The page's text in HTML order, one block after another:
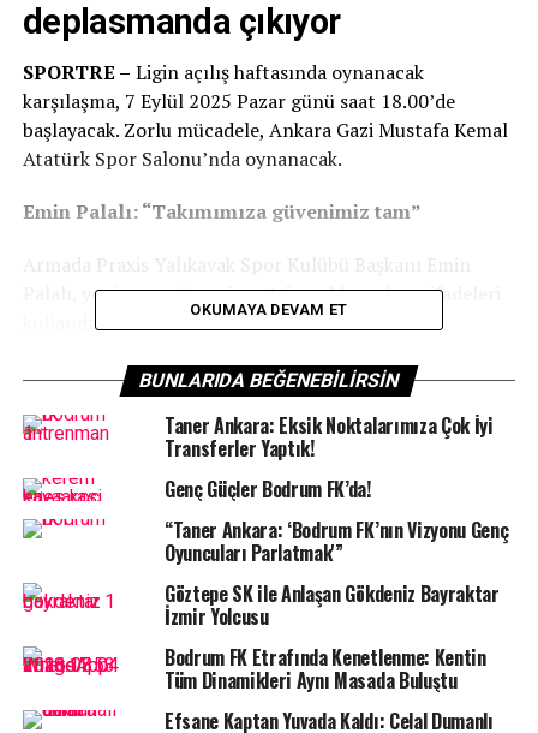
deplasmanda çıkıyor
SPORTRE – Ligin açılış haftasında oynanacak
karşılaşma, 7 Eylül 2025 Pazar günü saat 18.00’de
başlayacak. Zorlu mücadele, Ankara Gazi Mustafa Kemal
Atatürk Spor Salonu’nda oynanacak.
Emin Palalı: “Takımımıza güvenimiz tam”
Armada Praxis Yalıkavak Spor Kulübü Başkanı Emin
Palalı, yeni sezon öncesi yaptığı açıklamada şu ifadeleri
kullandı:
“Sezona güçlü bir hazırlık dönemiyle girdik. Hem
ligde hem de Avrupa arenasında iddialı bir kadroya
sahibiz. Takımımıza güvenimiz tam. Yenimahalle
deplasmanı ile başlayacak bu yolculukta, Bodrum’a
yeni başarılar ve kupalar getirmek istiyoruz.
Taraftarımızın desteğiyle hedeflerimize
ulaşacağımıza inanıyoruz.”
OKUMAYA DEVAM ET
BUNLARIDA BEĞENEBILIRSIN
Taner Ankara: Eksik Noktalarımıza Çok İyi
Transferler Yaptık!
Genç Güçler Bodrum FK’da!
“Taner Ankara: ‘Bodrum FK’nın Vizyonu Genç
Oyuncuları Parlatmak'”
Göztepe SK ile Anlaşan Gökdeniz Bayraktar
İzmir Yolcusu
Bodrum FK Etrafında Kenetlenme: Kentin
Tüm Dinamikleri Aynı Masada Buluştu
Efsane Kaptan Yuvada Kaldı: Celal Dumanlı